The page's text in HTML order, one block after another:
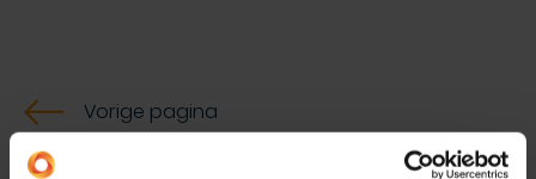
Vorige pagina
Hiermee kunnen één of meerdere vaste